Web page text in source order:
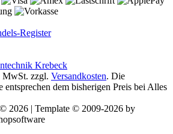
Krebeck
MwSt. zzgl. Versandkosten. Die
entsprechen dem bisherigen Preis bei Alles
2026 | Template © 2009-2026 by